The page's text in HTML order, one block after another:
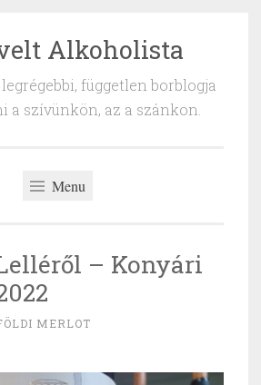
Alkoholista
független borblogja
a szívünkön, az a szánkon.
Menu
– Konyári
MERLOT